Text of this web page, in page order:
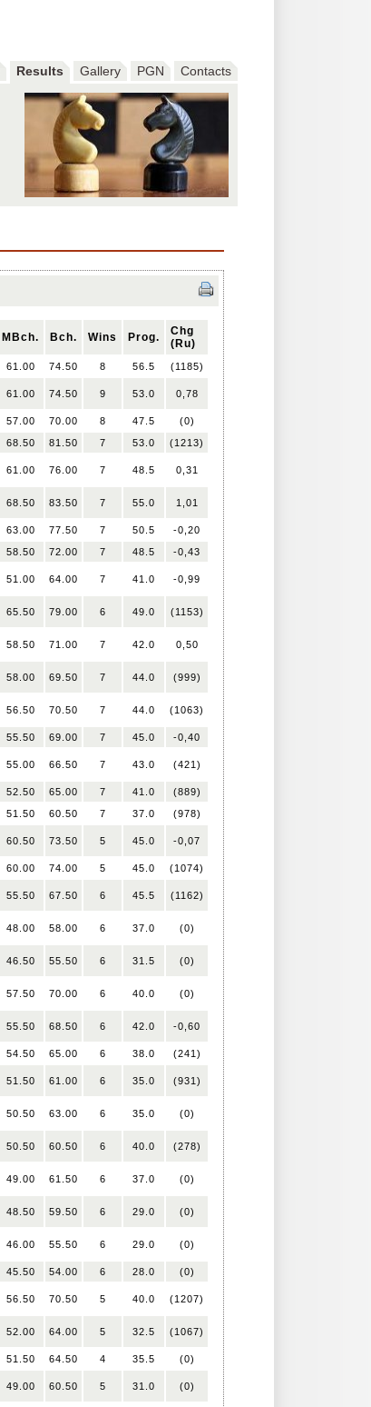
Results Gallery PGN Contacts
MBch. Bch. Wins Prog.
Chg
(Ru)
61.00 74.50 8 56.5 (1185)
61.00 74.50 9 53.0 0,78
57.00 70.00 8 47.5
(0)
68.50 81.50 7 53.0 (1213)
61.00 76.00 7 48.5 0,31
68.50 83.50 7 55.0 1,01
63.00 77.50 7 50.5
-0,20
58.50 72.00 7 48.5 -0,43
51.00 64.00 7 41.0 -0,99
65.50 79.00 6 49.0 (1153)
58.50 71.00 7 42.0 0,50
58.00 69.50 7 44.0 (999)
56.50 70.50 7 44.0 (1063)
55.50 69.00 7 45.0 -0,40
55.00 66.50 7 43.0 (421)
52.50 65.00 7 41.0
(889)
51.50 60.50 7 37.0 (978)
60.50 73.50 5 45.0 -0,07
60.00 74.00 5 45.0 (1074)
55.50 67.50 6 45.5 (1162)
48.00 58.00 6 37.0 (0)
46.50 55.50 6 31.5 (0)
57.50 70.00 6 40.0 (0)
55.50 68.50 6 42.0 -0,60
54.50 65.00 6 38.0 (241)
51.50 61.00 6 35.0 (931)
50.50 63.00 6 35.0 (0)
50.50 60.50 6 40.0 (278)
49.00 61.50 6 37.0 (0)
48.50 59.50 6 29.0 (0)
46.00 55.50 6 29.0 (0)
45.50 54.00 6 28.0 (0)
56.50 70.50 5 40.0 (1207)
52.00 64.00 5 32.5 (1067)
51.50 64.50 4 35.5 (0)
49.00 60.50 5 31.0 (0)